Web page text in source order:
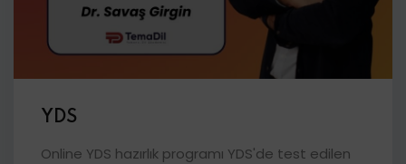
YDS
Online YDS hazırlık programı YDS'de test edilen